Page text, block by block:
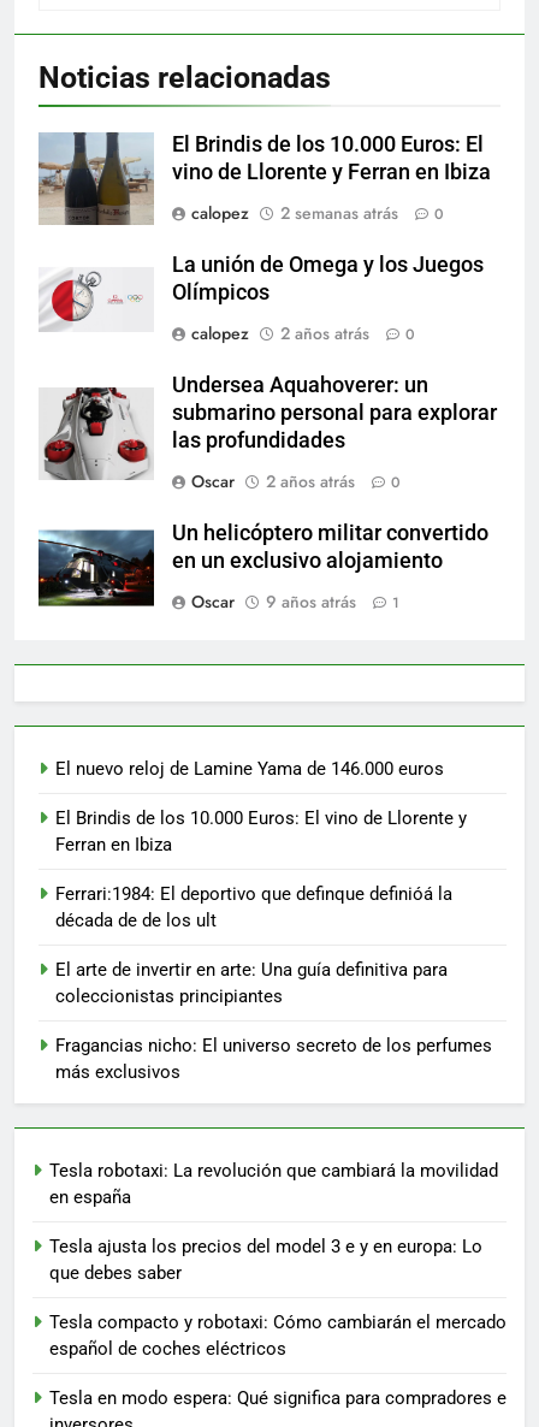
Noticias relacionadas
El Brindis de los 10.000 Euros: El
vino de Llorente y Ferran en Ibiza
calopez
2 semanas atrás 0
La unión de Omega y los Juegos
Olímpicos
calopez
2 años atrás 0
Undersea Aquahoverer: un
submarino personal para explorar
las profundidades
Oscar
2 años atrás 0
Un helicóptero militar convertido
en un exclusivo alojamiento
Oscar
9 años atrás 1
El nuevo reloj de Lamine Yama de 146.000 euros
El Brindis de los 10.000 Euros: El vino de Llorente y
Ferran en Ibiza
Ferrari:1984: El deportivo que definque definióá la
década de de los ult
El arte de invertir en arte: Una guía definitiva para
coleccionistas principiantes
Fragancias nicho: El universo secreto de los perfumes
más exclusivos
Tesla robotaxi: La revolución que cambiará la movilidad
en españa
Tesla ajusta los precios del model 3 e y en europa: Lo
que debes saber
Tesla compacto y robotaxi: Cómo cambiarán el mercado
español de coches eléctricos
Tesla en modo espera: Qué significa para compradores e